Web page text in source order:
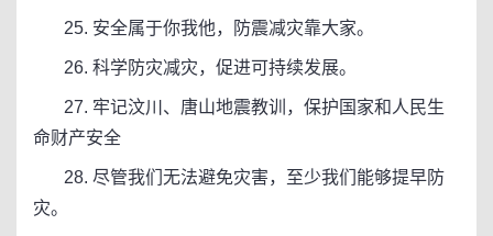
25. 安全属于你我他，防震减灾靠大家。
26. 科学防灾减灾，促进可持续发展。
27. 牢记汶川、唐山地震教训，保护国家和人民生
命财产安全
28. 尽管我们无法避免灾害，至少我们能够提早防
灾。